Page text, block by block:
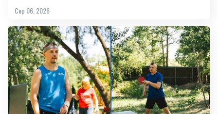
Сер 06, 2026